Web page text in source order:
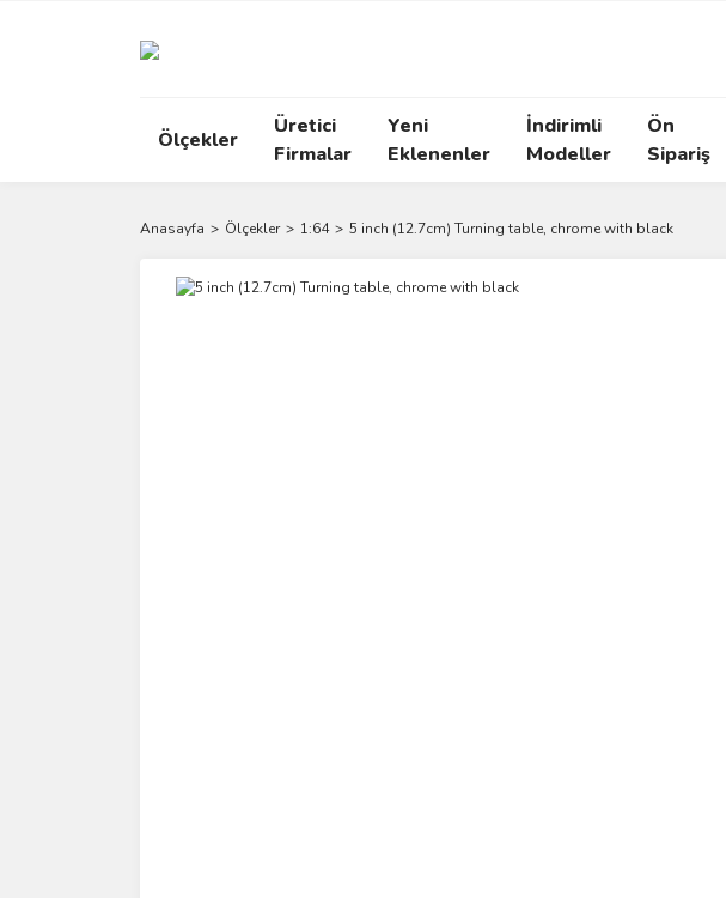
Ölçekler
Üretici
Firmalar
Yeni
Eklenenler
İndirimli
Modeller
Ön
Sipariş
Anasayfa Ölçekler 1:64 5 inch (12.7cm) Turning table, chrome with black